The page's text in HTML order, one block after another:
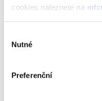
cookies naleznete na
souhlasu
Nutné
Preferenční
Odpověď:
Obdržel jsem Vaši žádost
informací týkajících se